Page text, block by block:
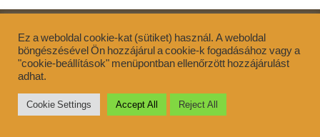
Bemutatkozás
Elérhetőség
Támogatás
ZenEarth ThemePowered by WordPress
Ez a weboldal cookie-kat (sütiket) használ. A weboldal
böngészésével Ön hozzájárul a cookie-k fogadásához vagy a
"cookie-beállítások" menüpontban ellenőrzött hozzájárulást
adhat.
Cookie Settings Accept All Reject All